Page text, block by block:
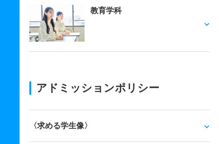
教育学科
アドミッションポリシー
〈求める学生像〉